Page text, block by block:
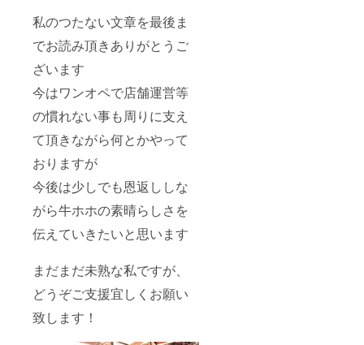
私のつたない文章を最後ま
でお読み頂きありがとうご
ざいます
今はワンオペで店舗運営等
の慣れない事も周りに支え
て頂きながら何とかやって
おりますが
今後は少しでも恩返ししな
がら牛ホホの素晴らしさを
伝えていきたいと思います
まだまだ未熟な私ですが、
どうぞご支援宜しくお願い
致します！